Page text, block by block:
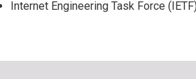
Internet Engineering Task Force